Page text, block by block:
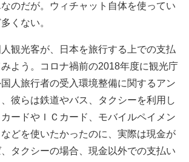
のだが。ウィチャット自体を使ってい
くない。
観光客が、日本を旅行する上での支払
よう。コロナ禍前の2018年度に観光庁
人旅行者の受入環境整備に関するアン
彼らは鉄道やバス、タクシーを利用し
ードやＩＣカード、モバイルペイメン
などを使いたかったのに、実際は現金が
タクシーの場合、現金以外での支払い